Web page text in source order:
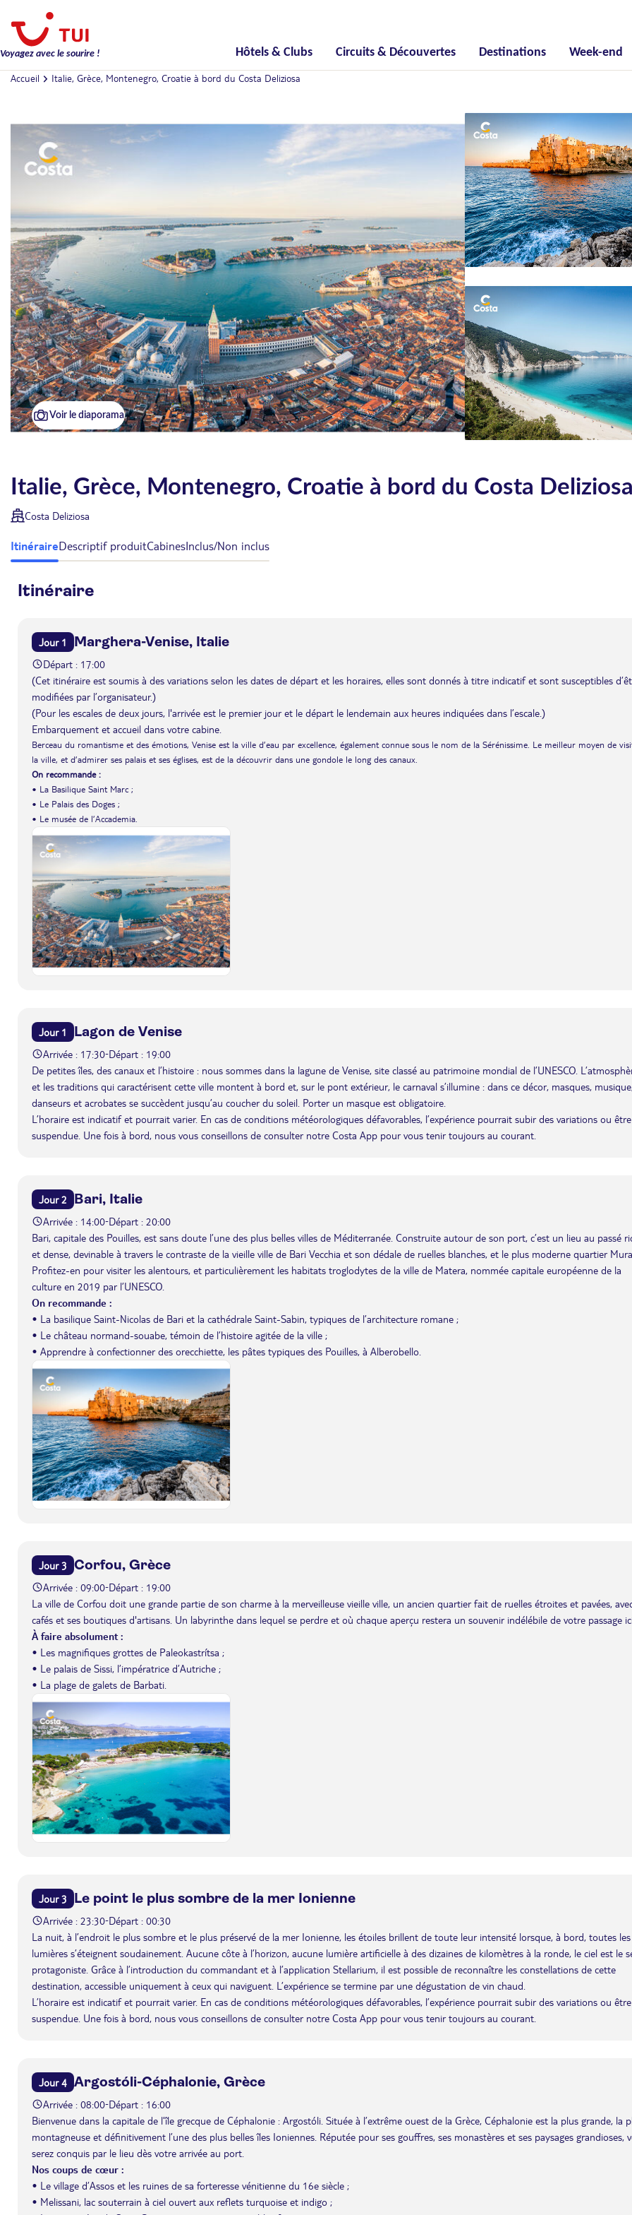
Voyagez avec le sourire ! Hôtels & Clubs Circuits & Découvertes Destinations Week-end
Accueil Italie, Grèce, Montenegro, Croatie à bord du Costa Deliziosa
Voir le diaporama
Italie, Grèce, Montenegro, Croatie à bord du Costa Deliziosa
Costa Deliziosa
ItinéraireDescriptif produitCabinesInclus/Non inclus
Itinéraire
Jour 1 Marghera-Venise, Italie
Départ : 17:00
(Cet itinéraire est soumis à des variations selon les dates de départ et les horaires, elles sont donnés à titre indicatif et sont susceptibles
modifiées par l’organisateur.)
(Pour les escales de deux jours, l'arrivée est le premier jour et le départ le lendemain aux heures indiquées dans l’escale.)
Embarquement et accueil dans votre cabine.
Berceau du romantisme et des émotions, Venise est la ville d’eau par excellence, également connue sous le nom de la Sérénissime. Le meilleur moyen de
la ville, et d’admirer ses palais et ses églises, est de la découvrir dans une gondole le long des canaux.
On recommande :
• La Basilique Saint Marc ;
• Le Palais des Doges ;
• Le musée de l’Accademia.
Jour 1 Lagon de Venise
Arrivée : 17:30-Départ : 19:00
De petites îles, des canaux et l’histoire : nous sommes dans la lagune de Venise, site classé au patrimoine mondial de l’UNESCO.
et les traditions qui caractérisent cette ville montent à bord et, sur le pont extérieur, le carnaval s’illumine : dans ce décor, masques,
danseurs et acrobates se succèdent jusqu’au coucher du soleil. Porter un masque est obligatoire.
L’horaire est indicatif et pourrait varier. En cas de conditions météorologiques défavorables, l’expérience pourrait subir des variations ou être
suspendue. Une fois à bord, nous vous conseillons de consulter notre Costa App pour vous tenir toujours au courant.
Jour 2 Bari, Italie
Arrivée : 14:00-Départ : 20:00
Bari, capitale des Pouilles, est sans doute l’une des plus belles villes de Méditerranée. Construite autour de son port, c’est un lieu au passé
et dense, devinable à travers le contraste de la vieille ville de Bari Vecchia et son dédale de ruelles blanches, et le plus moderne quartier
Profitez-en pour visiter les alentours, et particulièrement les habitats troglodytes de la ville de Matera, nommée capitale européenne de la
culture en 2019 par l’UNESCO.
On recommande :
• La basilique Saint-Nicolas de Bari et la cathédrale Saint-Sabin, typiques de l’architecture romane ;
• Le château normand-souabe, témoin de l’histoire agitée de la ville ;
• Apprendre à confectionner des orecchiette, les pâtes typiques des Pouilles, à Alberobello.
Jour 3 Corfou, Grèce
Arrivée : 09:00-Départ : 19:00
La ville de Corfou doit une grande partie de son charme à la merveilleuse vieille ville, un ancien quartier fait de ruelles étroites et pavées,
cafés et ses boutiques d'artisans. Un labyrinthe dans lequel se perdre et où chaque aperçu restera un souvenir indélébile de votre passage
À faire absolument :
• Les magnifiques grottes de Paleokastrítsa ;
• Le palais de Sissi, l’impératrice d’Autriche ;
• La plage de galets de Barbati.
Jour 3 Le point le plus sombre de la mer Ionienne
Arrivée : 23:30-Départ : 00:30
La nuit, à l’endroit le plus sombre et le plus préservé de la mer Ionienne, les étoiles brillent de toute leur intensité lorsque, à bord, toutes les
lumières s’éteignent soudainement. Aucune côte à l’horizon, aucune lumière artificielle à des dizaines de kilomètres à la ronde, le ciel est le
protagoniste. Grâce à l’introduction du commandant et à l’application Stellarium, il est possible de reconnaître les constellations de cette
destination, accessible uniquement à ceux qui naviguent. L’expérience se termine par une dégustation de vin chaud.
L’horaire est indicatif et pourrait varier. En cas de conditions météorologiques défavorables, l’expérience pourrait subir des variations ou être
suspendue. Une fois à bord, nous vous conseillons de consulter notre Costa App pour vous tenir toujours au courant.
Jour 4 Argostóli-Céphalonie, Grèce
Arrivée : 08:00-Départ : 16:00
Bienvenue dans la capitale de l’île grecque de Céphalonie : Argostóli. Située à l’extrême ouest de la Grèce, Céphalonie est la plus grande, la
montagneuse et définitivement l’une des plus belles îles Ioniennes. Réputée pour ses gouffres, ses monastères et ses paysages grandioses,
serez conquis par le lieu dès votre arrivée au port.
Nos coups de cœur :
• Le village d’Assos et les ruines de sa forteresse vénitienne du 16e siècle ;
• Melissani, lac souterrain à ciel ouvert aux reflets turquoise et indigo ;